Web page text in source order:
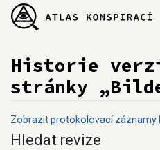
Historie
stránky
Zobrazit protokolovací záznamy
Přejít na: navigace
Hledat revize